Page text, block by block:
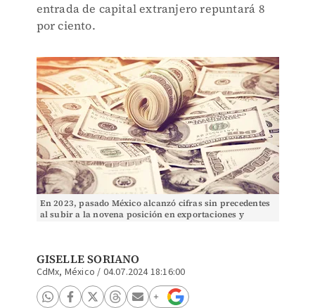
entrada de capital extranjero repuntará 8
por ciento.
En 2023, pasado México alcanzó cifras sin precedentes
al subir a la novena posición en exportaciones y
GISELLE SORIANO
CdMx, México / 04.07.2024 18:16:00